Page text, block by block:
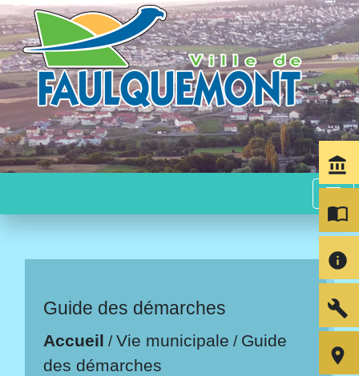
menu
Guide des démarches
Accueil /Vie municipale / Guide
des démarches
account_balance
import_contacts
info
build
room